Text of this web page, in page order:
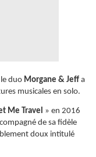
duo Morgane & Jeff a
musicales en solo.
Me Travel » en 2016
de sa fidèle
doux intitulé